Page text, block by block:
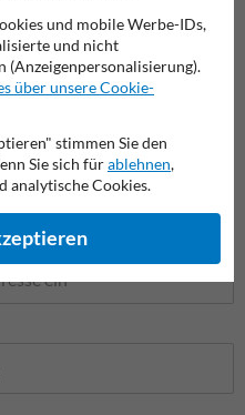
und mobile Werbe-IDs,
und nicht
(Anzeigenpersonalisierung).
über unsere Cookie-
stimmen Sie den
Sie sich fürablehnen,
analytische Cookies.